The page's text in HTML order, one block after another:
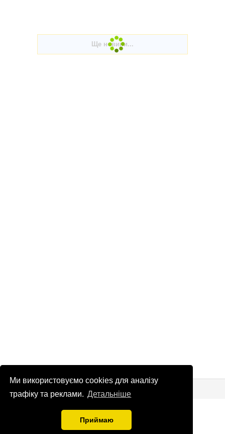
Ми використовуємо cookies для аналізу
трафіку та реклами. Детальніше
Приймаю
© Патріоти України 2026
Правова інформація